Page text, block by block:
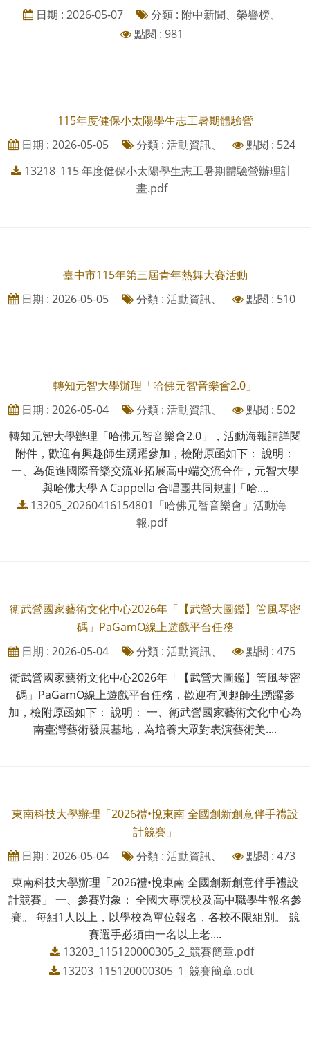
日期 : 2026-05-07
分類 : 附中新聞、榮譽榜、
點閱 : 981
115年度健保小太陽學生志工暑期體驗營
日期 : 2026-05-05
分類 : 活動資訊、
點閱 : 524
13218_115 年度健保小太陽學生志工暑期體驗營辦理計
畫.pdf
臺中市115年第三屆青年熱舞大賽活動
日期 : 2026-05-05
分類 : 活動資訊、 點閱 : 510
轉知元智大學辦理「哈佛元智音樂會2.0」
日期 : 2026-05-04
分類 : 活動資訊、
點閱 : 502
轉知元智大學辦理「哈佛元智音樂會2.0」，活動海報請詳閱
附件，歡迎有興趣師生踴躍參加，檢附原函如下： 說明：
一、為促進國際音樂交流並拓展高中端交流合作，元智大學
與哈佛大學 A Cappella 合唱團共同規劃「哈....
13205_20260416154801「哈佛元智音樂會」活動海
報.pdf
衛武營國家藝術文化中心2026年「【武營大圖鑑】管風琴密
碼」PaGamO線上遊戲平台任務
日期 : 2026-05-04
分類 : 活動資訊、
點閱 : 475
衛武營國家藝術文化中心2026年「【武營大圖鑑】管風琴密
碼」PaGamO線上遊戲平台任務，歡迎有興趣師生踴躍參
加，檢附原函如下： 說明： 一、衛武營國家藝術文化中心為
南臺灣藝術發展基地，為培養大眾對表演藝術美....
東南科技大學辦理「2026禮•悅東南 全國創新創意伴手禮設
計競賽」
日期 : 2026-05-04
分類 : 活動資訊、
點閱 : 473
東南科技大學辦理「2026禮•悅東南 全國創新創意伴手禮設
計競賽」 一、參賽對象： 全國大專院校及高中職學生報名參
賽。 每組1人以上，以學校為單位報名，各校不限組別。 競
賽選手必須由一名以上老....
13203_115120000305_2_競賽簡章.pdf
13203_115120000305_1_競賽簡章.odt